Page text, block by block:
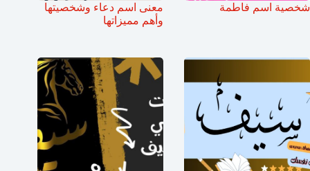
شخصية اسم فاطمة
معنى اسم دعاء وشخصيتها
وأهم مميزاتها